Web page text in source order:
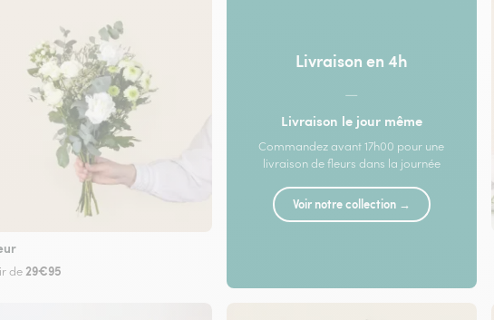
de 29€95
Livraison en 4h
—
Livraison le jour même
Commandez avant 17h00 pour une
livraison de fleurs dans la journée
Voir notre collection →